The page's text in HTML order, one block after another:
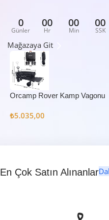
0
Günler
00
Hr
00
Min
00
SSK
Mağazaya Git
Orcamp Rover Kamp Vagonu
₺5.035,00
En Çok Satın Alınanlar